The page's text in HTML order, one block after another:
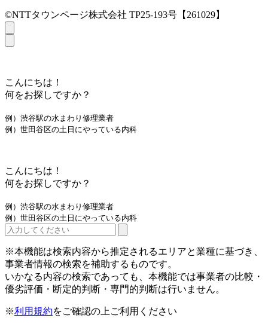
©NTTタウンページ株式会社 TP25-193号【261029】
こんにちは！
何をお探しですか？
例）渋谷駅の水まわり修理業者
例）世田谷区の土日にやっている内科
こんにちは！
何をお探しですか？
例）渋谷駅の水まわり修理業者
例）世田谷区の土日にやっている内科
※本機能は検索内容から推定されるエリアと業種に基づき、
事業者情報の検索を補助するものです。
いかなる内容の検索であっても、本機能では事業者の比較・
優劣評価・断定的判断・専門的判断は行いません。
※利用規約をご確認の上ご利用ください